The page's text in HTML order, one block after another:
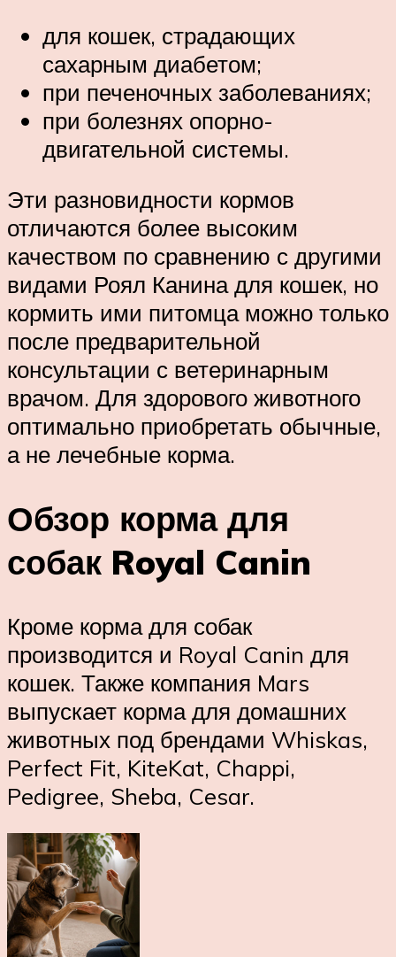
для кошек, страдающих
сахарным диабетом;
при печеночных заболеваниях;
при болезнях опорно-
двигательной системы.
Эти разновидности кормов
отличаются более высоким
качеством по сравнению с другими
видами Роял Канина для кошек, но
кормить ими питомца можно только
после предварительной
консультации с ветеринарным
врачом. Для здорового животного
оптимально приобретать обычные,
а не лечебные корма.
Обзор корма для
собак Royal Canin
Кроме корма для собак
производится и Royal Canin для
кошек. Также компания Mars
выпускает корма для домашних
животных под брендами Whiskas,
Perfect Fit, KiteKat, Chappi,
Pedigree, Sheba, Cesar.